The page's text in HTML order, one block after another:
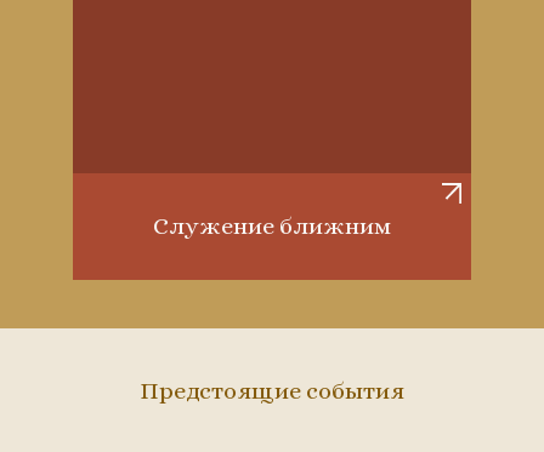
Служение ближним
Предстоящие события